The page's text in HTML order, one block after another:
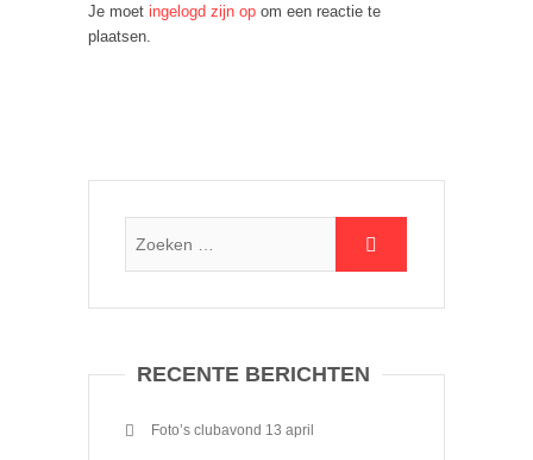
Je moet ingelogd zijn op om een reactie te
plaatsen.
RECENTE BERICHTEN
Foto’s clubavond 13 april